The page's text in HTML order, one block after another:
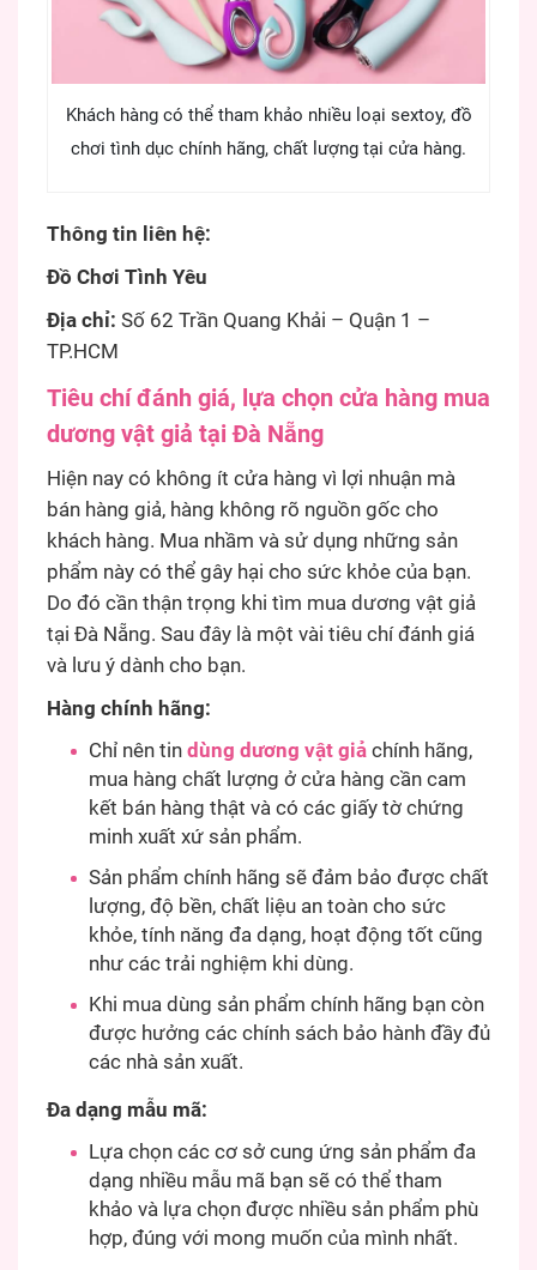
Khách hàng có thể tham khảo nhiều loại sextoy, đồ
chơi tình dục chính hãng, chất lượng tại cửa hàng.
Thông tin liên hệ:
Đồ Chơi Tình Yêu
Địa chỉ: Số 62 Trần Quang Khải – Quận 1 –
TP.HCM
Tiêu chí đánh giá, lựa chọn cửa hàng mua
dương vật giả tại Đà Nẵng
Hiện nay có không ít cửa hàng vì lợi nhuận mà
bán hàng giả, hàng không rõ nguồn gốc cho
khách hàng. Mua nhầm và sử dụng những sản
phẩm này có thể gây hại cho sức khỏe của bạn.
Do đó cần thận trọng khi tìm mua dương vật giả
tại Đà Nẵng. Sau đây là một vài tiêu chí đánh giá
và lưu ý dành cho bạn.
Hàng chính hãng:
Chỉ nên tin dùng dương vật giả chính hãng,
mua hàng chất lượng ở cửa hàng cần cam
kết bán hàng thật và có các giấy tờ chứng
minh xuất xứ sản phẩm.
Sản phẩm chính hãng sẽ đảm bảo được chất
lượng, độ bền, chất liệu an toàn cho sức
khỏe, tính năng đa dạng, hoạt động tốt cũng
như các trải nghiệm khi dùng.
Khi mua dùng sản phẩm chính hãng bạn còn
được hưởng các chính sách bảo hành đầy đủ
các nhà sản xuất.
Đa dạng mẫu mã:
Lựa chọn các cơ sở cung ứng sản phẩm đa
dạng nhiều mẫu mã bạn sẽ có thể tham
khảo và lựa chọn được nhiều sản phẩm phù
hợp, đúng với mong muốn của mình nhất.